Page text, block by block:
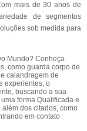
mais de 30 anos de
de segmentos
sob medida para
Mundo? Conheça
como guarda corpo de
calandragem de
experientes, o
buscando a sua
forma Qualificada e
dos citados, como
em contato